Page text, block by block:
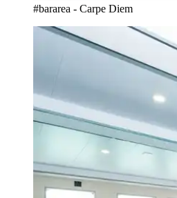
#bararea - Carpe Diem